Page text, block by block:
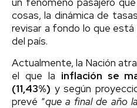
cosas, la dinámica de
revisar a fondo lo que está
del país.
Actualmente, la Nación
el que la inflación se
(11,43%) y según
prevé “que a final de año